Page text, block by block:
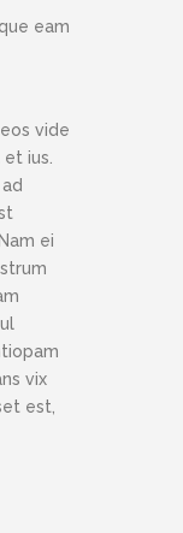
eam
vide
ius.
ei
vix
est,